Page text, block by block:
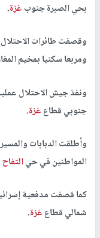
بحي الصبرة جنوبغزة.
وقصفت طائرات
ومربعا سكنيا بمخيم
ونفذ جيش الاحتلال
جنوبي قطاعغزة.
وأطلقت الدبابات
المواطنين في حيالتفاح
كما قصفت مدفعية
شمالي قطاعغزة.